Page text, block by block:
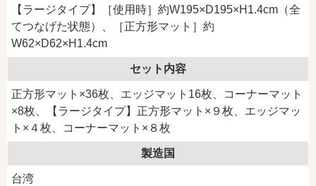
【ラージタイプ】［使用時］約W195×D195×H1.4cm（全
てつなげた状態）、［正方形マット］約
W62×D62×H1.4cm
セット内容
正方形マット×36枚、エッジマット16枚、コーナーマット
×8枚、【ラージタイプ】正方形マット×９枚、エッジマッ
ト×４枚、コーナーマット×８枚
製造国
台湾